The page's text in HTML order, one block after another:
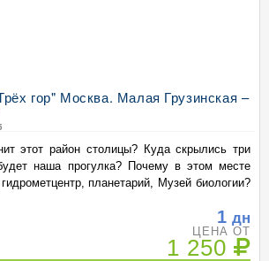
гор" Москва. Малая Грузинская –
этот район столицы? Куда скрылись три
наша прогулка? Почему в этом месте
планетарий, Музей биологии?
1 дн
ЦЕНА ОТ
1 250